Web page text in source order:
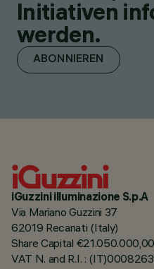
Initiativen
werden.
ABONNIEREN
iGuzzini illuminazione S.p.A
Via Mariano Guzzini 37
62019 Recanati (Italy)
Share Capital €21.050.000,00
VAT N. and R.I. :